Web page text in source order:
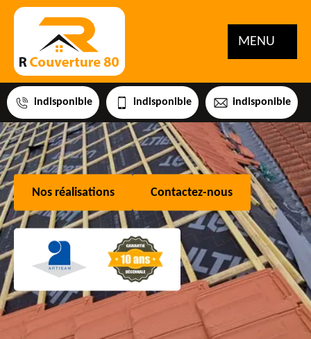
MENU
indisponible indisponible indisponible
Nos réalisations Contactez-nous